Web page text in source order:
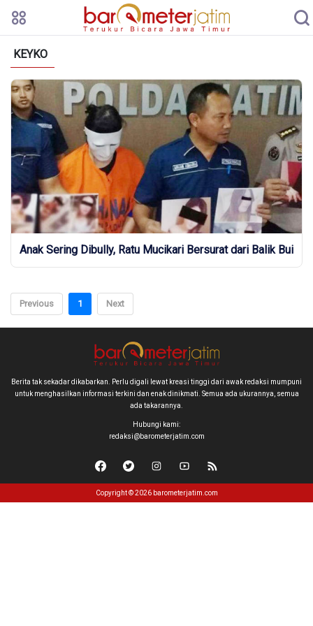
KEYKO
Anak Sering Dibully, Ratu Mucikari Bersurat dari Balik Bui
Previous 1 Next
Berita tak sekadar dikabarkan. Perlu digali lewat kreasi tinggi dari awak redaksi mumpuni
untuk menghasilkan informasi terkini dan enak dinikmati. Semua ada ukurannya, semua
ada takarannya.
Hubungi kami:
redaksi@barometerjatim.com
Copyright © 2026 barometerjatim.com